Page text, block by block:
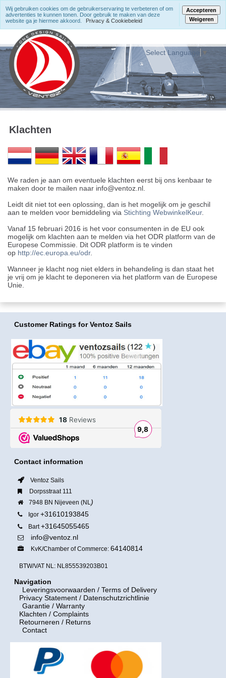
Select Language ▼
Klachten
We raden je aan om eventuele klachten eerst bij ons kenbaar te
maken door te mailen naar info@ventoz.nl.
Leidt dit niet tot een oplossing, dan is het mogelijk om je geschil
aan te melden voor bemiddeling via Stichting WebwinkelKeur.
Vanaf 15 februari 2016 is het voor consumenten in de EU ook
mogelijk om klachten aan te melden via het ODR platform van de
Europese Commissie. Dit ODR platform is te vinden
op http://ec.europa.eu/odr.
Wanneer je klacht nog niet elders in behandeling is dan staat het
je vrij om je klacht te deponeren via het platform van de Europese
Unie.
Customer Ratings for Ventoz Sails
Contact information
Ventoz Sails
Dorpsstraat 111
7948 BN Nijeveen (NL )
Igor +31610193845
Bart+31645055465
info@ventoz.nl
KvK/Chamber of Commerce: 64140814
BTW/VAT NL: NL855539203B01
Navigation
Leveringsvoorwaarden / Terms of Delivery
Privacy Statement / Datenschutzrichtlinie
Garantie / Warranty
Klachten / Complaints
Retourneren / Returns
Contact
Wij gebruiken cookies om de gebruikerservaring te verbeteren of om
advertenties te kunnen tonen. Door gebruik te maken van deze
website ga je hiermee akkoord.
Privacy & Cookiebeleid
Accepteren
Weigeren